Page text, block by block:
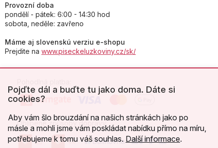
Pojďte dál a buďte tu jako doma. Dáte si
cookies?
Aby vám šlo brouzdání na našich stránkách jako po
másle a mohli jsme vám poskládat nabídku přímo na míru,
potřebujeme k tomu váš souhlas. Další informace.
Provozní doba
pondělí - pátek: 6:00 - 14:30 hod
sobota, neděle: zavřeno
Máme aj slovenskú verziu e-shopu
Prejdite na www.piseckeluzkoviny.cz/sk/
Oblíbené způsoby dopravy: